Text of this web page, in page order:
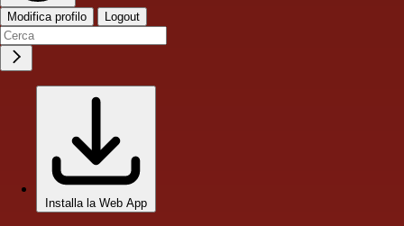
Modifica profilo Logout
Installa la Web App